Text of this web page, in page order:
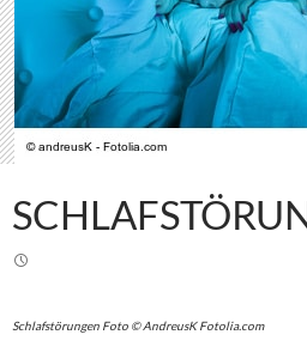
Schlafstörungen Foto © AndreusK Fotolia.com